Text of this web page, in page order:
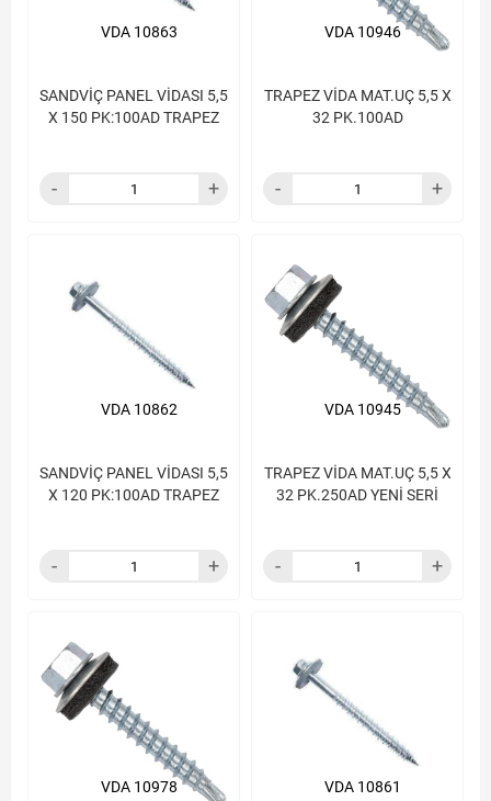
SANDVİÇ PANEL VİDASI 5,5
X 150 PK:100AD TRAPEZ
VDA 10863
TRAPEZ VİDA MAT.UÇ 5,5 X
32 PK.100AD
VDA 10946
SANDVİÇ PANEL VİDASI 5,5
X 120 PK:100AD TRAPEZ
VDA 10862
TRAPEZ VİDA MAT.UÇ 5,5 X
32 PK.250AD YENİ SERİ
VDA 10945
VDA 10978 VDA 10861